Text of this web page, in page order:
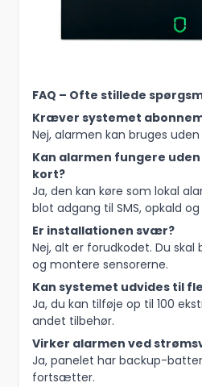
FAQ – Ofte stillede
Kræver systemet
Nej, alarmen kan bruges
Kan alarmen fungere
kort?
Ja, den kan køre som lokal
blot adgang til SMS, opkald
Er installationen svær?
Nej, alt er forudkodet. Du
og montere sensorerne.
Kan systemet udvides til
Ja, du kan tilføje op til 100
andet tilbehør.
Virker alarmen ved
Ja, panelet har backup-
fortsætter.